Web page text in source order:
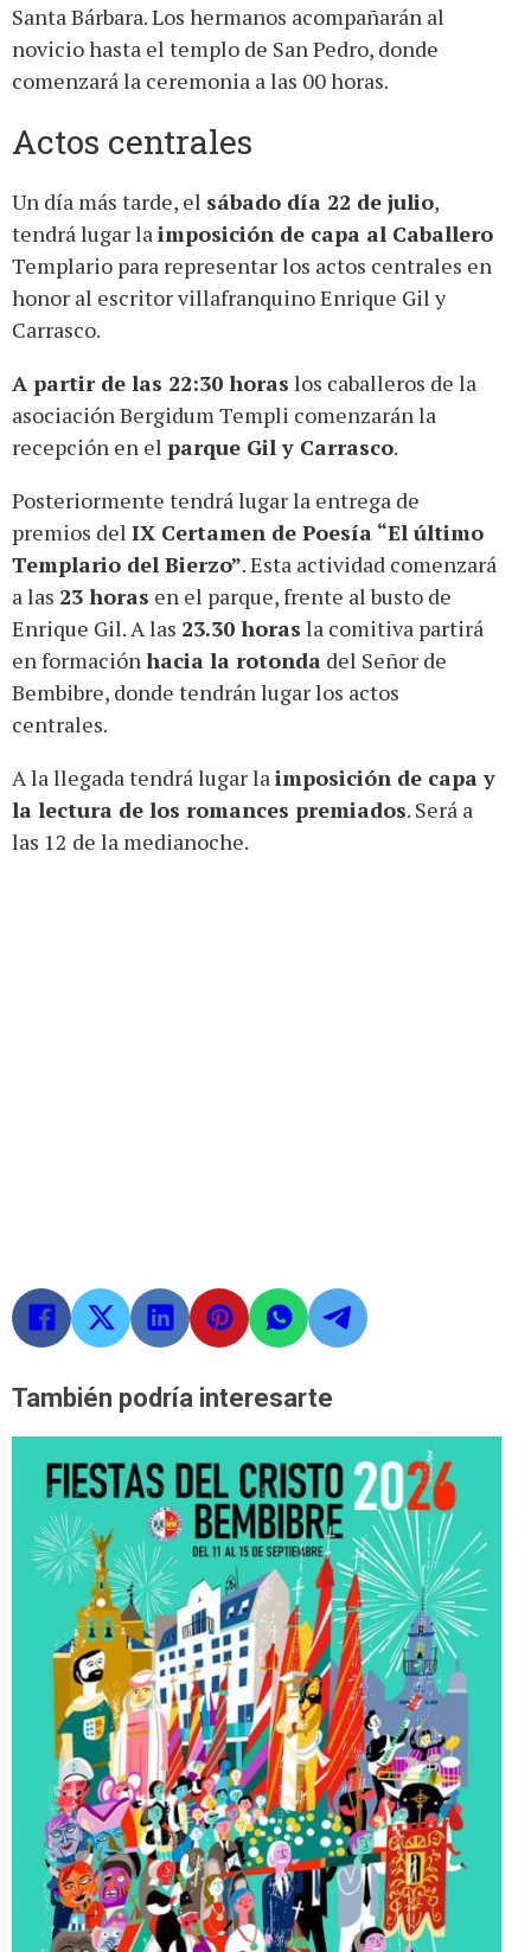
Santa Bárbara. Los hermanos acompañarán al
novicio hasta el templo de San Pedro, donde
comenzará la ceremonia a las 00 horas.
Actos centrales
Un día más tarde, el sábado día 22 de julio,
tendrá lugar la imposición de capa al Caballero
Templario para representar los actos centrales en
honor al escritor villafranquino Enrique Gil y
Carrasco.
A partir de las 22:30 horas los caballeros de la
asociación Bergidum Templi comenzarán la
recepción en el parque Gil y Carrasco.
Posteriormente tendrá lugar la entrega de
premios del IX Certamen de Poesía “El último
Templario del Bierzo”. Esta actividad comenzará
a las 23 horas en el parque, frente al busto de
Enrique Gil. A las 23.30 horas la comitiva partirá
en formación hacia la rotonda del Señor de
Bembibre, donde tendrán lugar los actos
centrales.
A la llegada tendrá lugar la imposición de capa y
la lectura de los romances premiados. Será a
las 12 de la medianoche.
También podría interesarte